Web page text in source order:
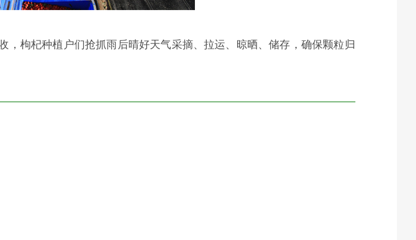
枸杞种植户们抢抓雨后晴好天气采摘、拉运、晾晒、储存，确保颗粒归